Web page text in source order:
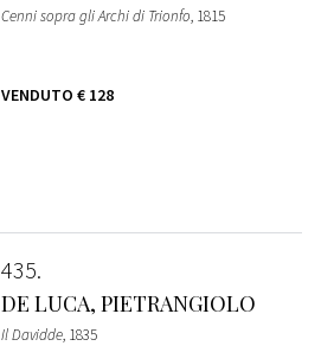
Cenni sopra gli Archi di Trionfo, 1815
VENDUTO € 128
435
DE LUCA, PIETRANGIOLO
Il Davidde, 1835